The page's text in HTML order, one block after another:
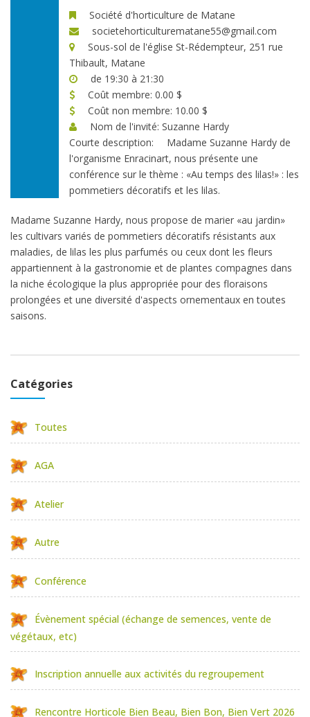
Société d'horticulture de Matane
societehorticulturematane55@gmail.com
Sous-sol de l'église St-Rédempteur, 251 rue
Thibault, Matane
de 19:30 à 21:30
Coût membre: 0.00 $
Coût non membre: 10.00 $
Nom de l'invité: Suzanne Hardy
Courte description:
Madame Suzanne Hardy de
l'organisme Enracinart, nous présente une
conférence sur le thème : «Au temps des lilas!» : les
pommetiers décoratifs et les lilas.
Madame Suzanne Hardy, nous propose de marier «au jardin»
les cultivars variés de pommetiers décoratifs résistants aux
maladies, de lilas les plus parfumés ou ceux dont les fleurs
appartiennent à la gastronomie et de plantes compagnes dans
la niche écologique la plus appropriée pour des floraisons
prolongées et une diversité d'aspects ornementaux en toutes
saisons.
Catégories
Toutes
AGA
Atelier
Autre
Conférence
Évènement spécial (échange de semences, vente de
végétaux, etc)
Inscription annuelle aux activités du regroupement
Rencontre Horticole Bien Beau, Bien Bon, Bien Vert 2026